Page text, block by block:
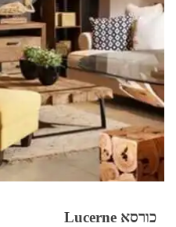
כורסא Lucerne